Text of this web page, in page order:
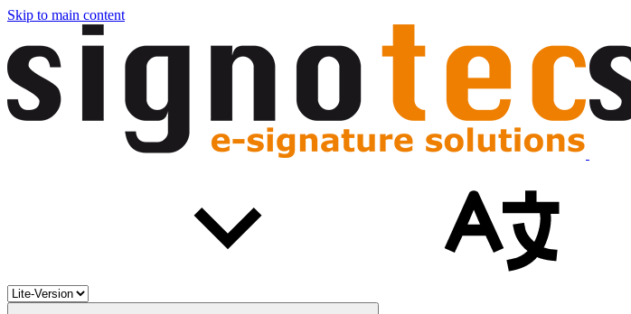
Skip to main content